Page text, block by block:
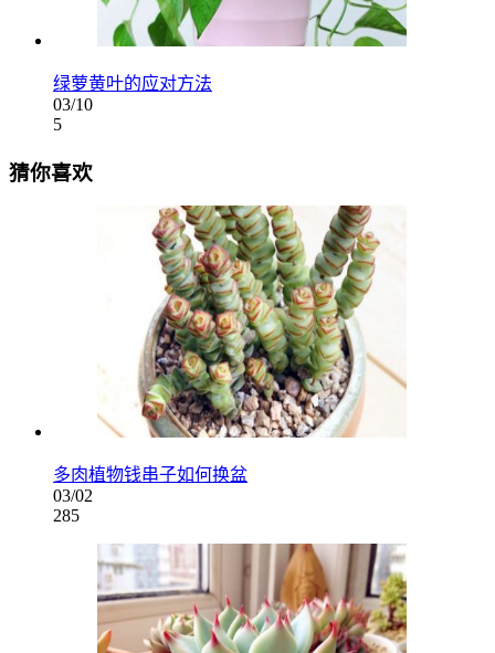
绿萝黄叶的应对方法
03/10
5
猜你喜欢
多肉植物钱串子如何换盆
03/02
285